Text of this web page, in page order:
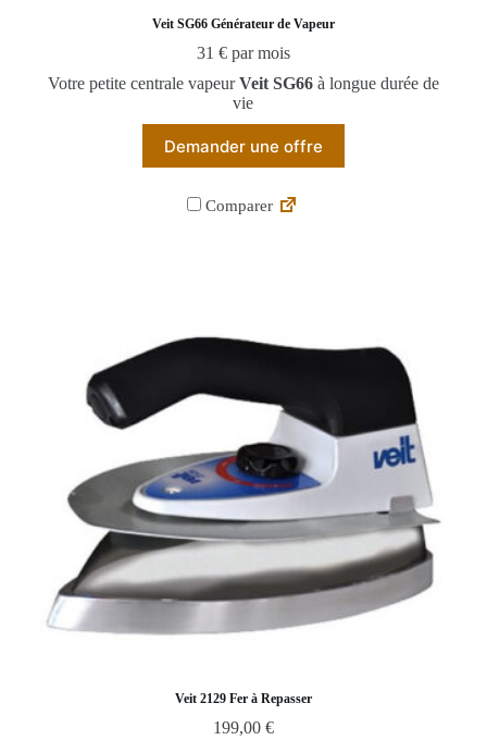
Veit SG66 Générateur de Vapeur
31 € par mois
Votre petite centrale vapeurVeit SG66 à longue durée de
vie
Demander une offre
Comparer
Veit 2129 Fer à Repasser
199,00 €